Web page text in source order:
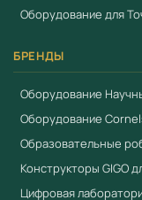
Оборудование для
БРЕНДЫ
Оборудование
Оборудование
Образовательные
Конструкторы GIGO
Цифровая